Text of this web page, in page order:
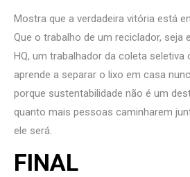
Mostra que a verdadeira vitória está
Que o trabalho de um reciclador, seja
HQ, um trabalhador da coleta seletiva
aprende a separar o lixo em casa
porque sustentabilidade não é um
quanto mais pessoas caminharem
ele será.
FINAL